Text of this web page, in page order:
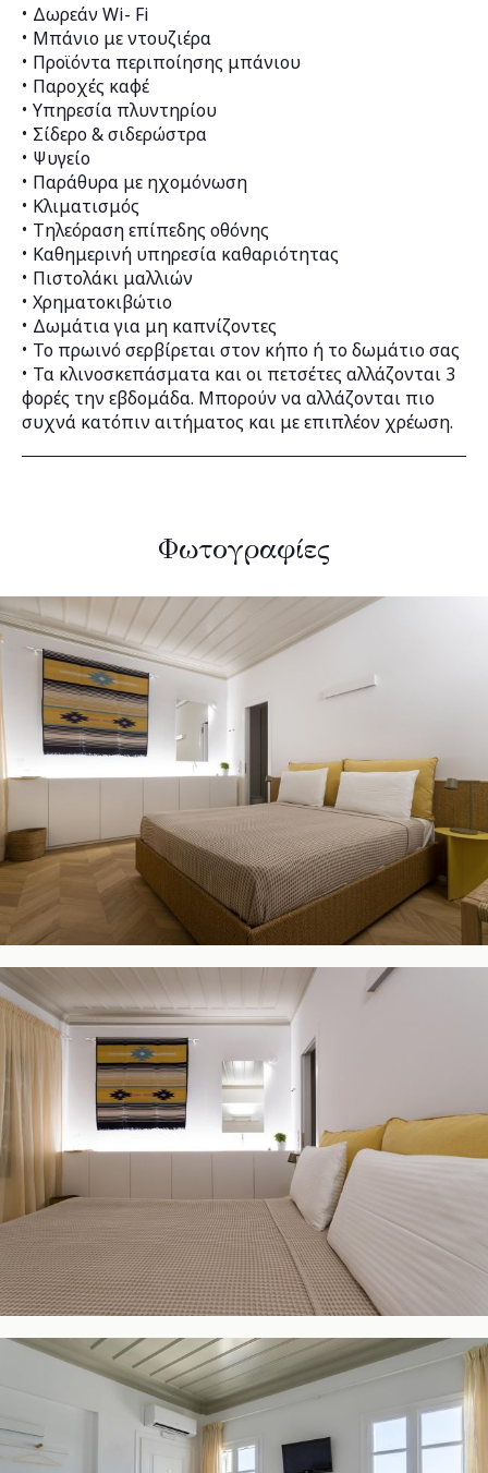
Δωρεάν Wi- Fi
Μπάνιο με ντουζιέρα
Προϊόντα περιποίησης μπάνιου
Παροχές καφέ
Υπηρεσία πλυντηρίου
Σίδερο & σιδερώστρα
Ψυγείο
Παράθυρα με ηχομόνωση
Κλιματισμός
Τηλεόραση επίπεδης οθόνης
Καθημερινή υπηρεσία καθαριότητας
Πιστολάκι μαλλιών
Χρηματοκιβώτιο
Δωμάτια για μη καπνίζοντες
Το πρωινό σερβίρεται στον κήπο ή το δωμάτιο σας
Τα κλινοσκεπάσματα και οι πετσέτες αλλάζονται 3
φορές την εβδομάδα. Μπορούν να αλλάζονται πιο
συχνά κατόπιν αιτήματος και με επιπλέον χρέωση.
Φωτογραφίες